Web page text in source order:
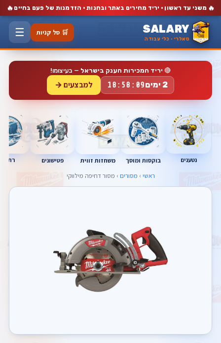
🔥 משני עד ראשון · יריד מחירים באתר ובחנות · הזדמנות של פעם בחיים 🔥
SALARY
סאלרי · כלי עבודה
🛒 סל קניות ☰
🔴 יריד המכירות הענק בישראל — בעיצומו!
2 ימים 18:58:07 למבצעים →
נטענים בוקסות ומוסך משחזות זווית פטישונים
ראשי › מסורים › מסור דחיפה מילווקי